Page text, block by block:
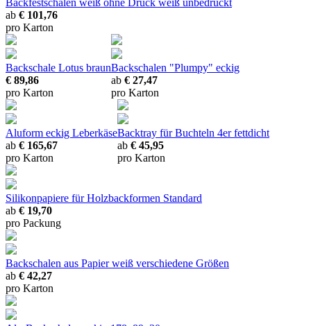
Backfestschalen weiß ohne Druck weiß unbedruckt
ab € 101,76
pro Karton
Backschale Lotus braun
€ 89,86
pro Karton
Backschalen "Plumpy" eckig
ab € 27,47
pro Karton
Aluform eckig Leberkäse
ab € 165,67
pro Karton
Backtray für Buchteln 4erfettdicht
ab € 45,95
pro Karton
Silikonpapiere für Holzbackformen Standard
ab € 19,70
pro Packung
Backschalen aus Papier weiß verschiedene Größen
ab € 42,27
pro Karton